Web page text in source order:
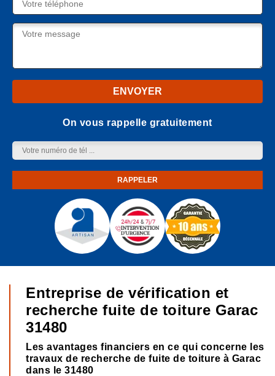
On vous rappelle gratuitement
Entreprise de vérification et
recherche fuite de toiture Garac
31480
Les avantages financiers en ce qui concerne les
travaux de recherche de fuite de toiture à Garac
dans le 31480